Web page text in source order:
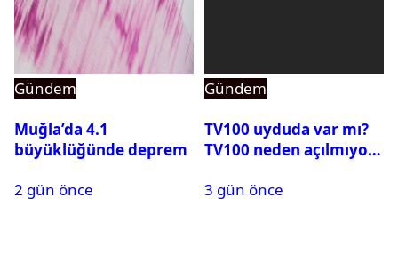
Gündem
Muğla’da 4.1
büyüklüğünde deprem
2 gün önce
Gündem
TV100 uyduda var mı?
TV100 neden açılmıyor?
3 gün önce